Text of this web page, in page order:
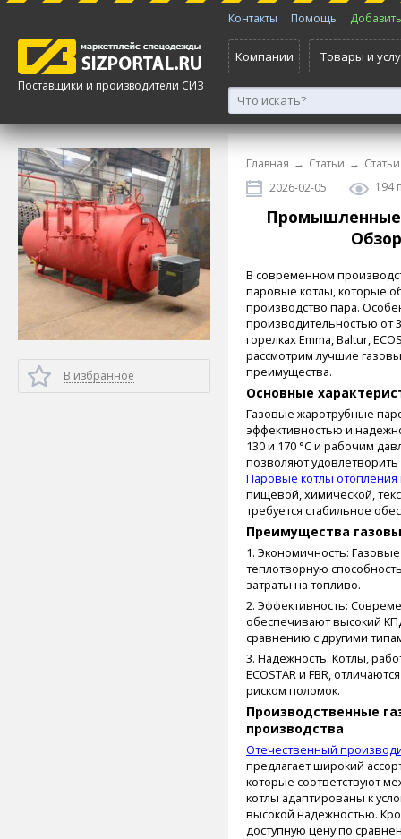
Поставщики и производители СИЗ
Контакты Помощь
Компании Товары и
В избранное
Главная → Статьи →
2026-02-05
194
Промышленные
В современном
паровые котлы, которые
производство пара.
производительностью от
горелках Emma, Baltur,
рассмотрим лучшие
преимущества.
Основные
Газовые жаротрубные
эффективностью и
130 и 170 °С и рабочим
позволяют
Паровые котлы
пищевой, химической,
требуется стабильное
Преимущества
1. Экономичность:
теплотворную
затраты на топливо.
2. Эффективность:
обеспечивают высокий
сравнению с другими
3. Надежность: Котлы,
ECOSTAR и FBR,
риском поломок.
Производственные
производства
Отечественный
предлагает широкий
которые соответствуют
котлы адаптированы к
высокой надежностью.
доступную цену по